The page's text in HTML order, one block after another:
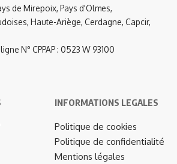
de Mirepoix, Pays d'Olmes,
Haute-Ariège, Cerdagne, Capcir,
N° CPPAP : 0523 W 93100
INFORMATIONS LEGALES
Politique de cookies
Politique de confidentialité
Mentions légales